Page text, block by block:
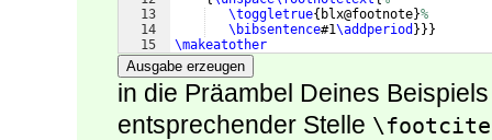
13
14
15
\toggletrue{ blx@footnote}%
\bibsentence#1\addperiod }}}
\makeatother
Ausgabe erzeugen
in die Präambel Deines
entsprechender Stelle